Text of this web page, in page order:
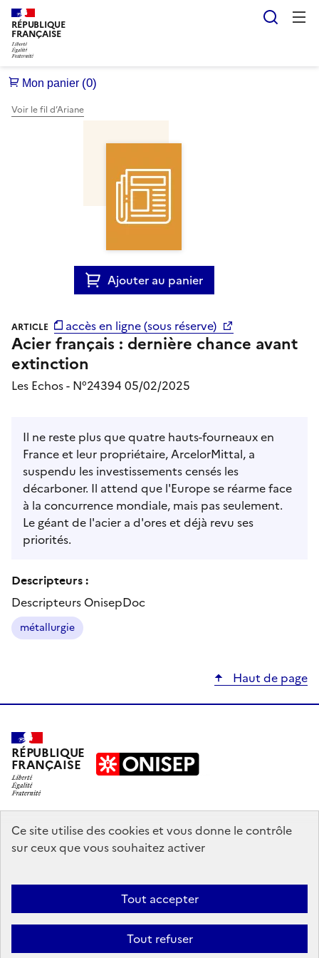
Ce site utilise des cookies et vous donne le contrôle
sur ceux que vous souhaitez activer
Tout accepter
Tout refuser
RÉPUBLIQUE
FRANÇAISE
Voir le fil d’Ariane
Ajouter au panier
accès en ligne (sous réserve)
ARTICLE
Acier français : dernière chance avant
extinction
Les Echos - N°24394 05/02/2025
Il ne reste plus que quatre hauts-fourneaux en
France et leur propriétaire, ArcelorMittal, a
suspendu les investissements censés les
décarboner. Il attend que l'Europe se réarme face
à la concurrence mondiale, mais pas seulement.
Le géant de l'acier a d'ores et déjà revu ses
priorités.
Descripteurs :
Descripteurs OnisepDoc
métallurgie
Haut de page
RÉPUBLIQUE
FRANÇAISE
education.gouv.fr
enseignementsup-recherche.gouv.fr
Accessibilité : partiellement conforme